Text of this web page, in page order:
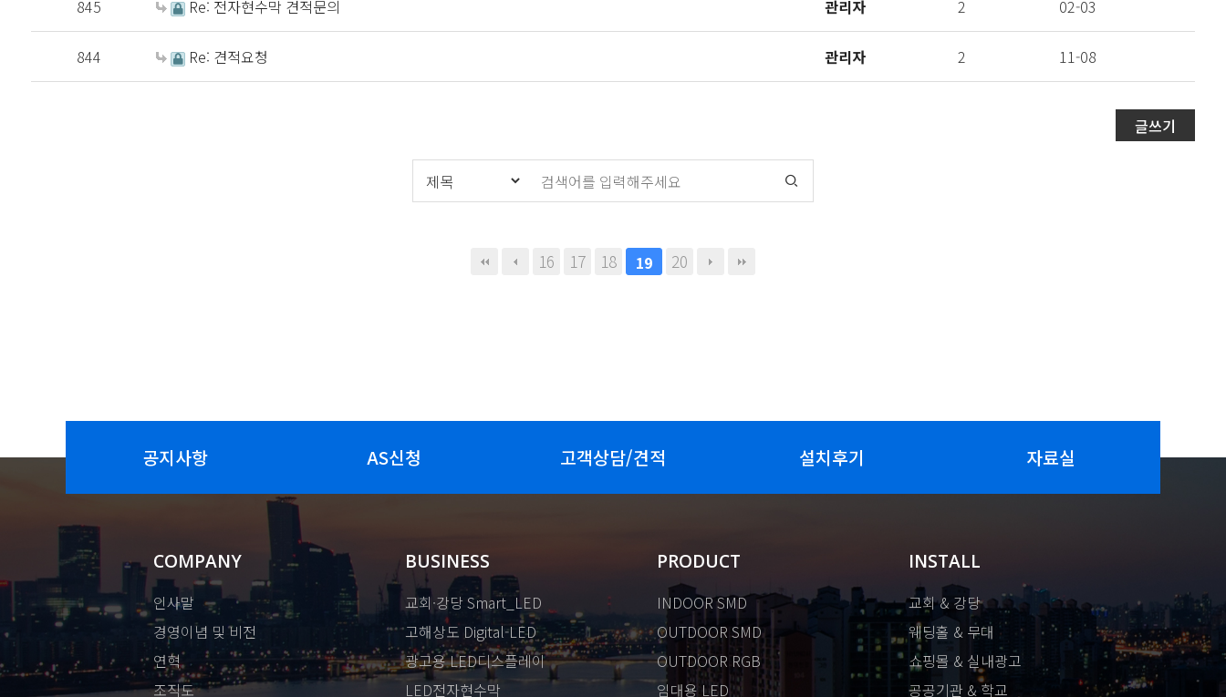
845 Re: 전자현수막 견적문의 관리자 2 02-03
844 Re: 견적요청 관리자 2 11-08
글쓰기
16 17 18 19 20
공지사항 AS신청 고객상담/견적 설치후기 자료실
COMPANY
인사말
경영이념 및 비전
연혁
조직도
BUSINESS
교회·강당 Smart_LED
고해상도 Digital-LED
광고용 LED디스플레이
LED전자현수막
PRODUCT
INDOOR SMD
OUTDOOR SMD
OUTDOOR RGB
임대용 LED
INSTALL
교회 & 강당
웨딩홀 & 무대
쇼핑몰 & 실내광고
공공기관 & 학교